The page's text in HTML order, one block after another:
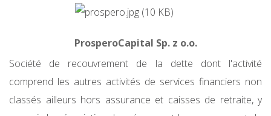
ProsperoCapital Sp. z o.o.
Société de recouvrement de la dette dont l'activité
comprend les autres activités de services financiers non
classés ailleurs hors assurance et caisses de retraite, y